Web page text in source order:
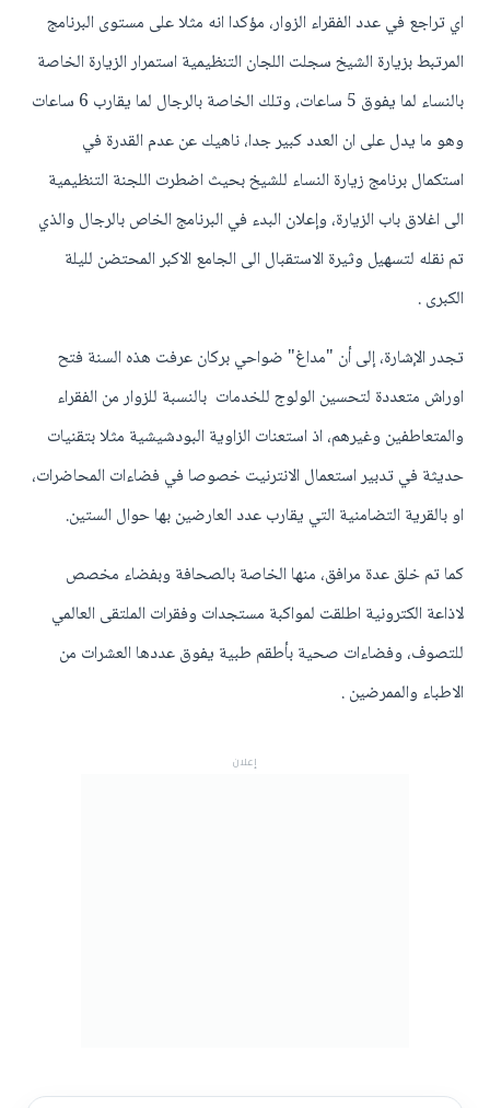
اي تراجع في عدد الفقراء الزوار، مؤكدا انه مثلا على مستوى البرنامج
المرتبط بزيارة الشيخ سجلت اللجان التنظيمية استمرار الزيارة الخاصة
بالنساء لما يفوق 5 ساعات، وتلك الخاصة بالرجال لما يقارب 6 ساعات
وهو ما يدل على ان العدد كبير جدا، ناهيك عن عدم القدرة في
استكمال برنامج زيارة النساء للشيخ بحيث اضطرت اللجنة التنظيمية
الى اغلاق باب الزيارة، وإعلان البدء في البرنامج الخاص بالرجال والذي
تم نقله لتسهيل وثيرة الاستقبال الى الجامع الاكبر المحتضن لليلة
الكبرى .
تجدر الإشارة، إلى أن "مداغ" ضواحي بركان عرفت هذه السنة فتح
اوراش متعددة لتحسين الولوج للخدمات بالنسبة للزوار من الفقراء
والمتعاطفين وغيرهم، اذ استعنات الزاوية البودشيشية مثلا بتقنيات
حديثة في تدبير استعمال الانترنيت خصوصا في فضاءات المحاضرات،
او بالقرية التضامنية التي يقارب عدد العارضين بها حوال الستين.
كما تم خلق عدة مرافق، منها الخاصة بالصحافة وبفضاء مخصص
لاذاعة الكترونية اطلقت لمواكبة مستجدات وفقرات الملتقى العالمي
للتصوف، وفضاءات صحية بأطقم طبية يفوق عددها العشرات من
الاطباء والممرضين .
إعلان